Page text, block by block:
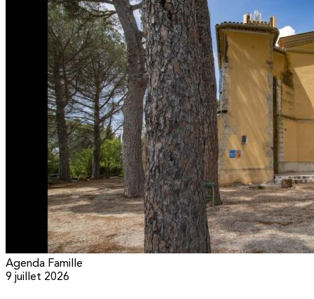
Agenda Famille
9 juillet 2026